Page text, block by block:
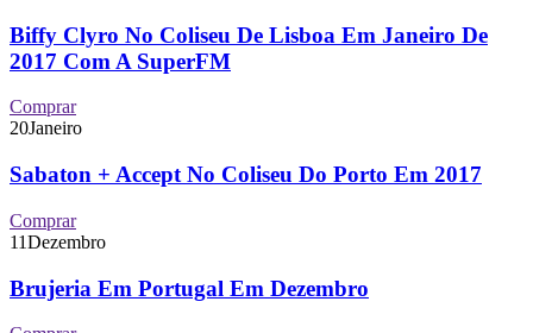
Biffy Clyro No Coliseu De Lisboa Em Janeiro De
2017 Com A SuperFM
Comprar
20Janeiro
Sabaton + Accept No Coliseu Do Porto Em 2017
Comprar
11Dezembro
Brujeria Em Portugal Em Dezembro